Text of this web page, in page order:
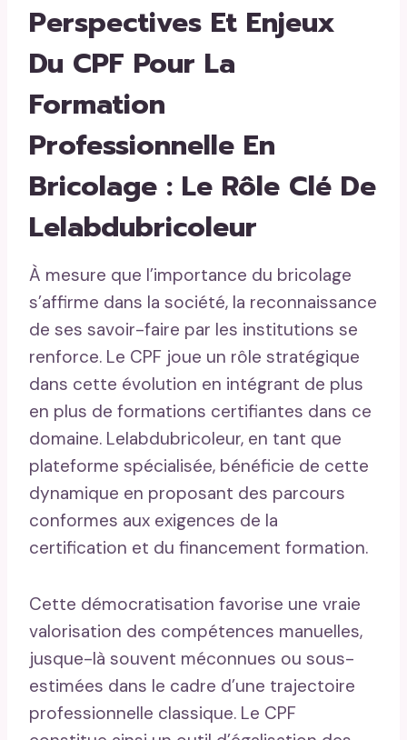
Perspectives Et Enjeux
Du CPF Pour La
Formation
Professionnelle En
Bricolage : Le Rôle Clé De
Lelabdubricoleur
À mesure que l’importance du bricolage
s’affirme dans la société, la reconnaissance
de ses savoir-faire par les institutions se
renforce. Le CPF joue un rôle stratégique
dans cette évolution en intégrant de plus
en plus de formations certifiantes dans ce
domaine. Lelabdubricoleur, en tant que
plateforme spécialisée, bénéficie de cette
dynamique en proposant des parcours
conformes aux exigences de la
certification et du financement formation.
Cette démocratisation favorise une vraie
valorisation des compétences manuelles,
jusque-là souvent méconnues ou sous-
estimées dans le cadre d’une trajectoire
professionnelle classique. Le CPF